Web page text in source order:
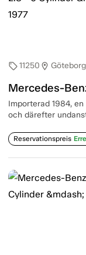
sell11250 location_on Göteborg
Mercedes-
Importerad 1984,
och därefter
Reservationspreis